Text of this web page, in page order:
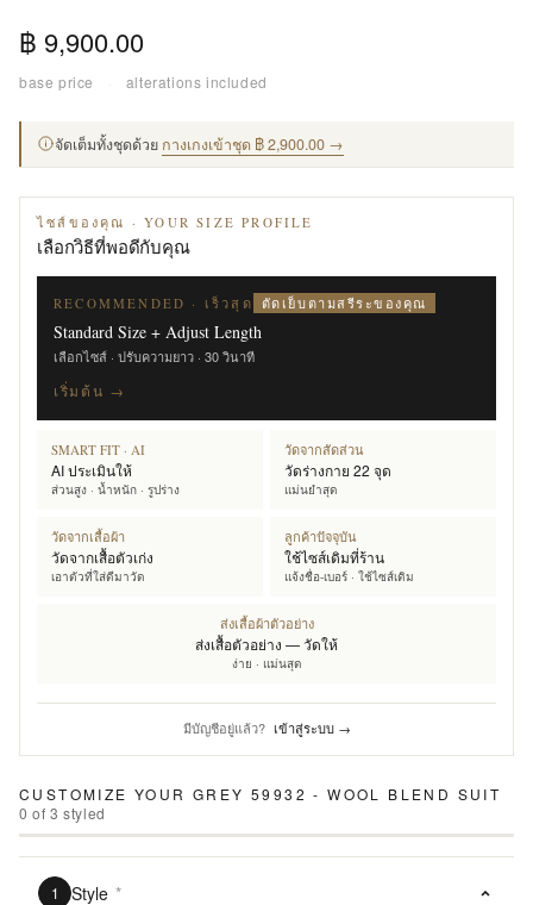
฿ 9,900.00
base price · alterations included
จัดเต็มทั้งชุดด้วย กางเกงเข้าชุด ฿ 2,900.00 →
ไซส์ของคุณ · YOUR SIZE PROFILE
เลือกวิธีที่พอดีกับคุณ
RECOMMENDED · เร็วสุด ตัดเย็บตามสรีระของคุณ
Standard Size + Adjust Length
เลือกไซส์ · ปรับความยาว · 30 วินาที
เริ่มต้น →
SMART FIT · AI
AI ประเมินให้
ส่วนสูง · น้ำหนัก · รูปร่าง
วัดจากสัดส่วน
วัดร่างกาย 22 จุด
แม่นยำสุด
วัดจากเสื้อผ้า
วัดจากเสื้อตัวเก่ง
เอาตัวที่ใส่ดีมาวัด
ลูกค้าปัจจุบัน
ใช้ไซส์เดิมที่ร้าน
แจ้งชื่อ-เบอร์ · ใช้ไซส์เดิม
ส่งเสื้อผ้าตัวอย่าง
ส่งเสื้อตัวอย่าง — วัดให้
ง่าย · แม่นสุด
มีบัญชีอยู่แล้ว? เข้าสู่ระบบ →
CUSTOMIZE YOUR GREY 59932 - WOOL BLEND SUIT
0 of3 styled
1 Style *